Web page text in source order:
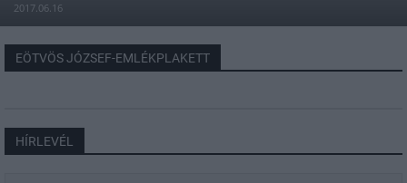
2017.06.16
EÖTVÖS JÓZSEF-EMLÉKPLAKETT
HÍRLEVÉL